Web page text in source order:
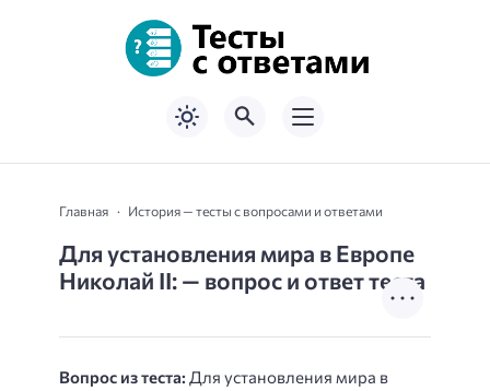
Главная История — тесты с вопросами и ответами
Для установления мира в Европе
Николай II: — вопрос и ответ теста
Вопрос из теста: Для установления мира в